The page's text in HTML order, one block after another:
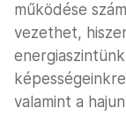
működése
vezethet,
valamint a